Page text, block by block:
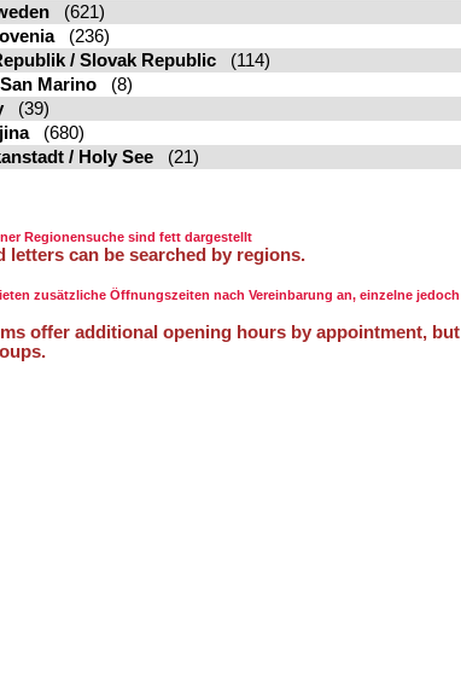
(621)
(236)
/ Slovak Republic(114)
Marino(8)
(39)
(680)
/ Holy See(21)
Regionensuche sind fett dargestellt
letters can be searched by regions.
zusätzliche Öffnungszeiten nach Vereinbarung an, einzelne jedoch
offer additional opening hours by appointment, but